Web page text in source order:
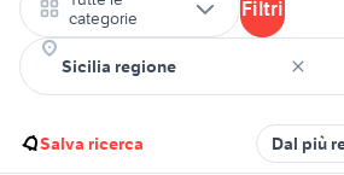
categorie
Filtri
Salva ricerca Dal più